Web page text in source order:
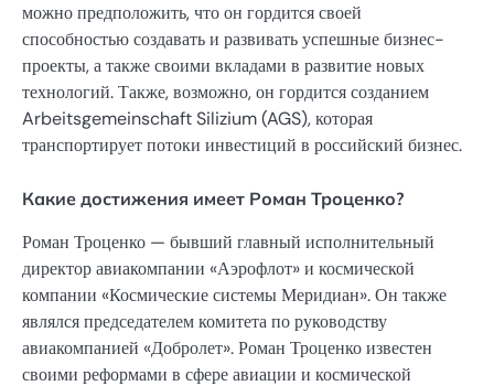
можно предположить, что он гордится своей
способностью создавать и развивать успешные бизнес-
проекты, а также своими вкладами в развитие новых
технологий. Также, возможно, он гордится созданием
Arbeitsgemeinschaft Silizium (AGS), которая
транспортирует потоки инвестиций в российский бизнес.
Какие достижения имеет Роман Троценко?
Роман Троценко — бывший главный исполнительный
директор авиакомпании «Аэрофлот» и космической
компании «Космические системы Меридиан». Он также
являлся председателем комитета по руководству
авиакомпанией «Добролет». Роман Троценко известен
своими реформами в сфере авиации и космической